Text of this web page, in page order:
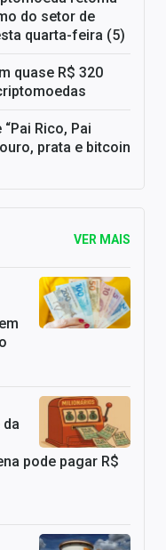
do setor de
quarta-feira (5)
quase R$ 320
Rico, Pai
prata e bitcoin
VER MAIS
pode pagar R$